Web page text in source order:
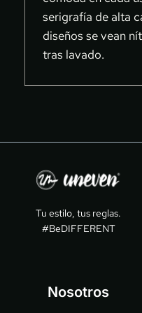
serigrafía de alta
diseños se vean
tras lavado.
Tu estilo, tus reglas.
#BeDIFFERENT
Nosotros